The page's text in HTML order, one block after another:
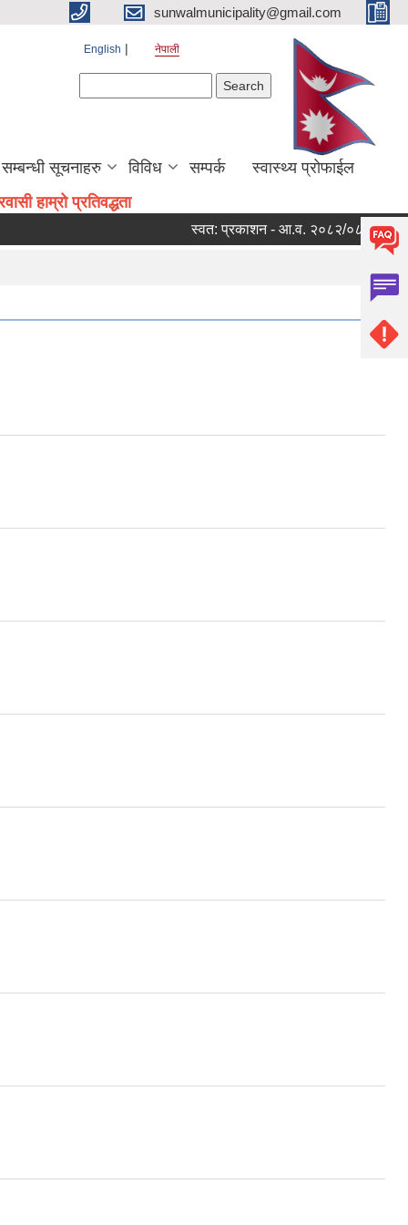
sunwalmunicipality@gmail.com
English नेपाली
सम्बन्धी सूचनाहरु विविध सम्पर्क
स्वास्थ्य प्रोफाईल
हाम्रो प्रतिवद्धता
स्वत: प्रकाशन - आ.व. २०८२/०८३ को चौथो